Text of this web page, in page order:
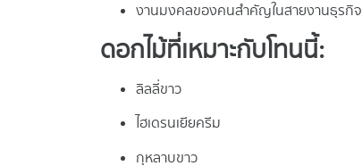
งานมงคลของคนสำคัญในสายงานธุรกิจ
ดอกไม้ที่เหมาะกับโทนนี้:
ลิลลี่ขาว
ไฮเดรนเยียครีม
กุหลาบขาว